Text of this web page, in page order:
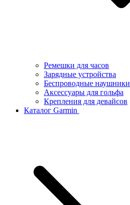
Ремешки для часов
Зарядные устройства
Беспроводные наушники
Аксессуары для гольфа
Крепления для девайсов
Каталог Garmin